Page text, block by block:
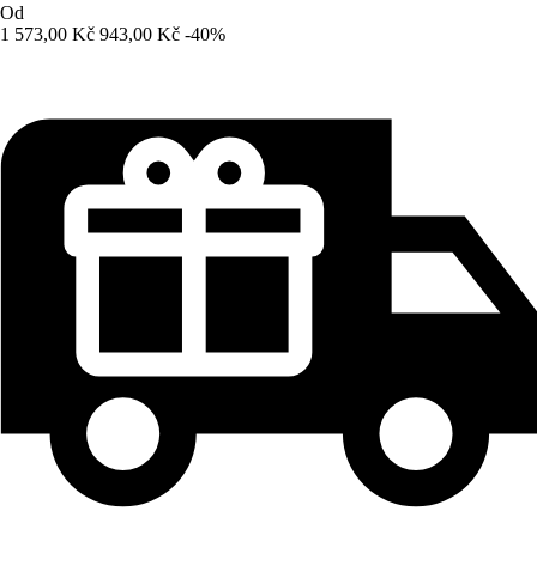
Od
1 573,00 Kč 943,00 Kč -40%